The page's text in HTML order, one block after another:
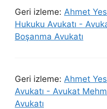
Geri izleme: Ahmet
Hukuku Avukatı -
Boşanma Avukatı
Geri izleme: Ahmet
Avukatı - Avukat
Avukatı